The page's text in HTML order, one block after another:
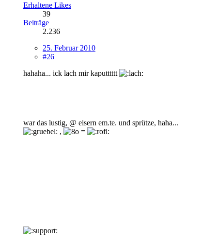
Erhaltene Likes
39
Beiträge
2.236
25. Februar 2010
#26
hahaha... ick lach mir kaputttttt
war das lustig, @ eisern em.te. und sprütze, haha...
,
=